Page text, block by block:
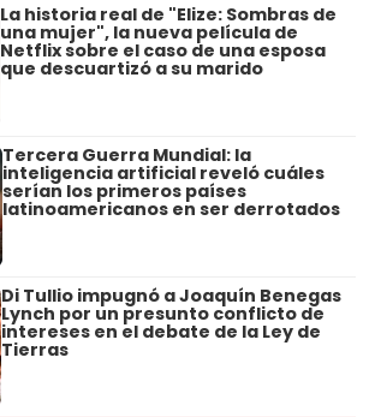
La historia real de "Elize: Sombras de
una mujer", la nueva película de
Netflix sobre el caso de una esposa
que descuartizó a su marido
Tercera Guerra Mundial: la
inteligencia artificial reveló cuáles
serían los primeros países
latinoamericanos en ser derrotados
Di Tullio impugnó a Joaquín Benegas
Lynch por un presunto conflicto de
intereses en el debate de la Ley de
Tierras